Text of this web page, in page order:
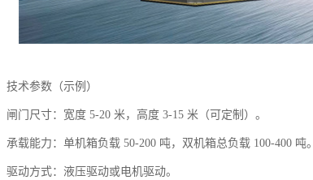
技术参数（示例）
闸门尺寸：宽度 5-20 米，高度 3-15 米（可定制）。
承载能力：单机箱负载 50-200 吨，双机箱总负载 100-400 吨。
驱动方式：液压驱动或电机驱动。